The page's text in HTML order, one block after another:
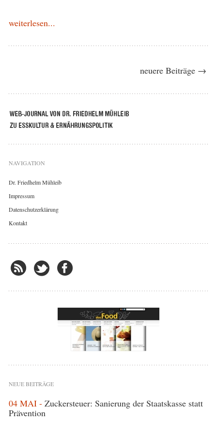
weiterlesen...
neuere Beiträge →
NAVIGATION
Dr. Friedhelm Mühleib
Impressum
Datenschutzerklärung
Kontakt
NEUE BEITRÄGE
04 MAI - Zuckersteuer: Sanierung der Staatskasse statt
Prävention